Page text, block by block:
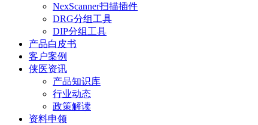
NexScanner扫描插件
DRG分组工具
DIP分组工具
产品白皮书
客户案例
侠医资讯
产品知识库
行业动态
政策解读
资料申领